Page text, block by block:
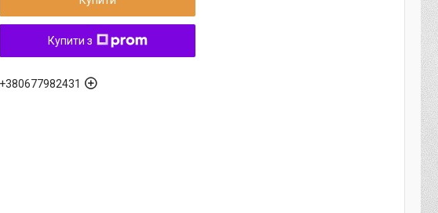
Купити з
+380677982431